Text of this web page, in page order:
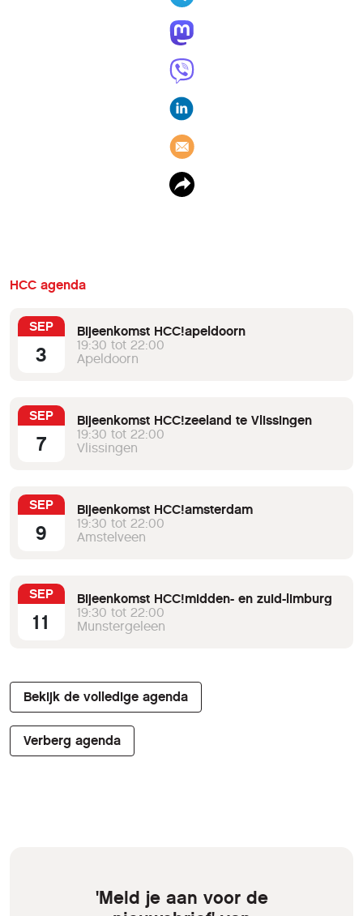
HCC agenda
SEP
3
Bijeenkomst HCC!apeldoorn
19:30 tot 22:00
Apeldoorn
SEP
7
Bijeenkomst HCC!zeeland te Vlissingen
19:30 tot 22:00
Vlissingen
SEP
9
Bijeenkomst HCC!amsterdam
19:30 tot 22:00
Amstelveen
SEP
11
Bijeenkomst HCC!midden- en zuid-limburg
19:30 tot 22:00
Munstergeleen
Bekijk de volledige agenda
Verberg agenda
'Meld je aan voor de